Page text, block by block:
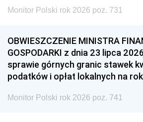
Monitor Polski rok 2026 poz. 731
OBWIESZCZENIE MINISTRA
GOSPODARKI z dnia 23 lipca
sprawie górnych granic stawek
podatków i opłat lokalnych na
Monitor Polski rok 2026 poz. 741